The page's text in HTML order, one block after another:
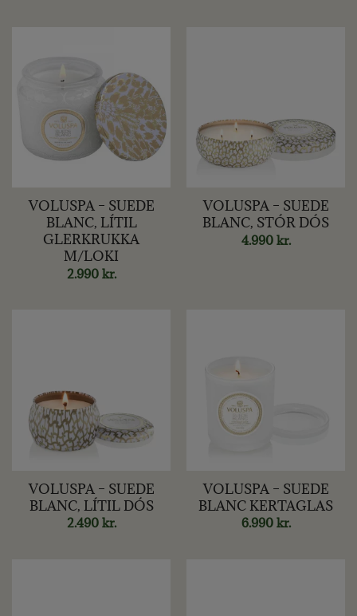
VOLUSPA – SUEDE
BLANC, LÍTIL
GLERKRUKKA
M/LOKI
2.990 kr.
VOLUSPA – SUEDE
BLANC, STÓR DÓS
4.990 kr.
VOLUSPA – SUEDE
BLANC, LÍTIL DÓS
2.490 kr.
VOLUSPA – SUEDE
BLANC KERTAGLAS
6.990 kr.